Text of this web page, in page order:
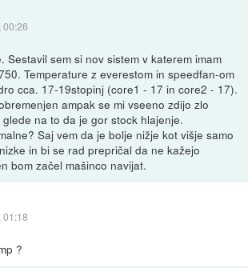
00:26
Sestavil sem si nov sistem v katerem imam
Temperature z everestom in speedfan-om
cca. 17-19stopinj (core1 - 17 in core2 - 17).
ampak se mi vseeno zdijo zlo
na to da je gor stock hlajenje.
Saj vem da je bolje nižje kot višje samo
in bi se rad prepričal da ne kažejo
bom začel mašinco navijat.
01:18
?